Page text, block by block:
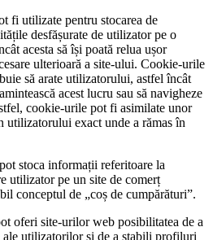
fi utilizate pentru stocarea de
desfășurate de utilizator pe o
acesta să își poată relua ușor
ulterioară a site-ului. Cookie-urile
să arate utilizatorului, astfel încât
acest lucru sau să navigheze
cookie-urile pot fi asimilate unor
utilizatorului exact unde a rămas în
stoca informații referitoare la
utilizator pe un site de comerț
conceptul de „coș de cumpărături”.
oferi site-urilor web posibilitatea de a
utilizatorilor și de a stabili profiluri